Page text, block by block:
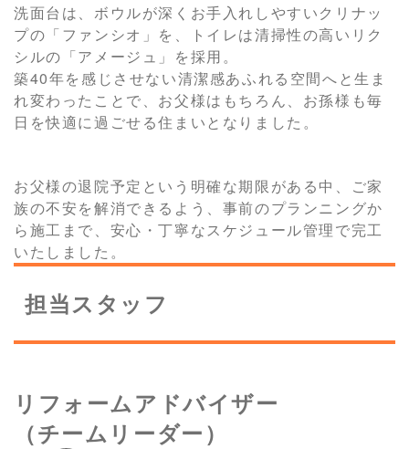
洗面台は、ボウルが深くお手入れしやすいクリナッ
プの「ファンシオ」を、トイレは清掃性の高いリク
シルの「アメージュ」を採用。
築40年を感じさせない清潔感あふれる空間へと生ま
れ変わったことで、お父様はもちろん、お孫様も毎
日を快適に過ごせる住まいとなりました。
お父様の退院予定という明確な期限がある中、ご家
族の不安を解消できるよう、事前のプランニングか
ら施工まで、安心・丁寧なスケジュール管理で完工
いたしました。
担当スタッフ
リフォームアドバイザー
（チームリーダー）